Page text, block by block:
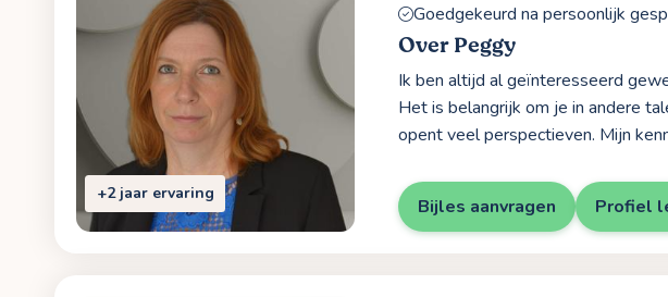
+2 jaar ervaring
Goedgekeurd na persoonlijk
Over Peggy
Ik ben altijd al geïnteresseerd
Het is belangrijk om je in andere
opent veel perspectieven. Mijn
Bijles aanvragen Profiel